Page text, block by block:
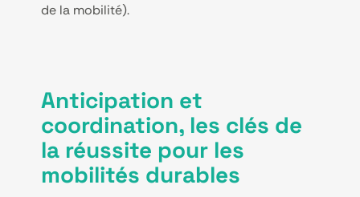
de la mobilité).
Anticipation et
coordination, les clés de
la réussite pour les
mobilités durables